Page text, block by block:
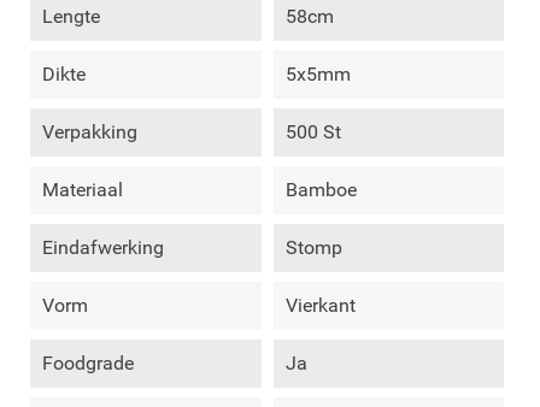
Lengte 58cm
Dikte 5x5mm
Verpakking 500 St
Materiaal Bamboe
Eindafwerking Stomp
Vorm Vierkant
Foodgrade Ja